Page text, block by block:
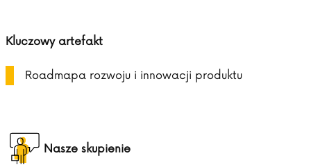
Kluczowy artefakt
Roadmapa rozwoju i innowacji produktu
Nasze skupienie